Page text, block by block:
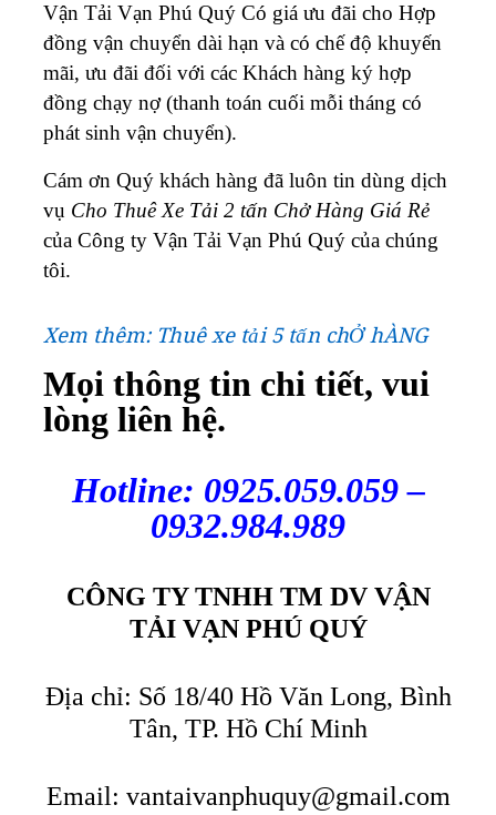
Vận Tải Vạn Phú Quý Có giá ưu đãi cho Hợp
đồng vận chuyển dài hạn và có chế độ khuyến
mãi, ưu đãi đối với các Khách hàng ký hợp
đồng chạy nợ (thanh toán cuối mỗi tháng có
phát sinh vận chuyển).
Cám ơn Quý khách hàng đã luôn tin dùng dịch
vụ Cho Thuê Xe Tải 2 tấn Chở Hàng Giá Rẻ
của Công ty Vận Tải Vạn Phú Quý của chúng
tôi.
Xem thêm: Thuê xe tải 5 tấn chỞ hÀNG
Mọi thông tin chi tiết, vui
lòng liên hệ.
Hotline: 0925.059.059 –
0932.984.989
CÔNG TY TNHH TM DV VẬN
TẢI VẠN PHÚ QUÝ
Địa chỉ: Số 18/40 Hồ Văn Long, Bình
Tân, TP. Hồ Chí Minh
Email: vantaivanphuquy@gmail.com